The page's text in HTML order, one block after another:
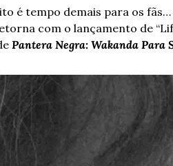
é tempo demais para os
com o lançamento de
Pantera Negra: Wakanda Para